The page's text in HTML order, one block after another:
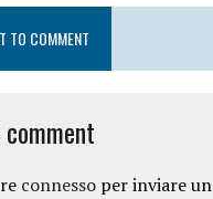
TO COMMENT
comment
connessoper inviare un